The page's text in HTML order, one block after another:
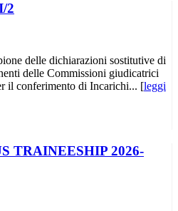
2
delle dichiarazioni sostitutive di
delle Commissioni giudicatrici
il conferimento di Incarichi... [leggi
TRAINEESHIP 2026-